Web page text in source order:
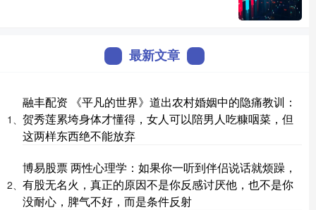
最新文章
1、
融丰配资 《平凡的世界》道出农村婚姻中的隐痛教训：
贺秀莲累垮身体才懂得，女人可以陪男人吃糠咽菜，但
这两样东西绝不能放弃
2、
博易股票 两性心理学：如果你一听到伴侣说话就烦躁，
有股无名火，真正的原因不是你反感讨厌他，也不是你
没耐心，脾气不好，而是条件反射